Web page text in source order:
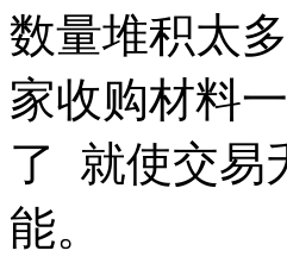
数量堆积太
家收购材料
了 就使交易
能。